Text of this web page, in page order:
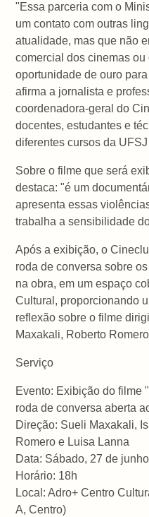
"Essa parceria com o
um contato com outras
atualidade, mas que não
comercial dos cinemas
oportunidade de ouro
afirma a jornalista e
coordenadora-geral do
docentes, estudantes e
diferentes cursos da
Sobre o filme que será
destaca: "é um
apresenta essas
trabalha a sensibilidade
Após a exibição, o
roda de conversa sobre
na obra, em um espaço
Cultural, proporcionando
reflexão sobre o filme
Maxakali, Roberto
Serviço
Evento: Exibição do filme
roda de conversa aberta
Direção: Sueli Maxakali,
Romero e Luisa Lanna
Data: Sábado, 27 de junho
Horário: 18h
Local: Adro+ Centro
A, Centro)